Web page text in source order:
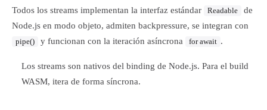
Todos los streams implementan la interfaz estándar Readable
de
Node.js en modo objeto, admiten backpressure, se integran con
pipe() y funcionan con la iteración asíncrona for await .
Los streams son nativos del binding de Node.js. Para el build
WASM, itera de forma síncrona.